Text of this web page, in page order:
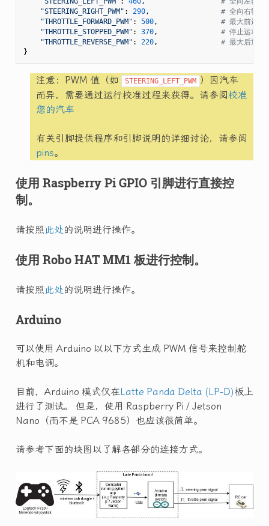
"STEERING_RIGHT_PWM" : 290, # 全向右转的
"THROTTLE_FORWARD_PWM" : 500, # 最大前进油
"THROTTLE_STOPPED_PWM" : 370, # 停止运动的
"THROTTLE_REVERSE_PWM" : 220, # 最大后退油
注意：PWM 值（如 STEERING_LEFT_PWM ）因汽车
而异，需要通过运行校准过程来获得。请参阅校准
您的汽车
有关引脚提供程序和引脚说明的详细讨论，请参阅
pins。
使用 Raspberry Pi GPIO 引脚进行直接控
制。
请按照此处的说明进行操作。
使用 Robo HAT MM1 板进行控制。
请按照此处的说明进行操作。
Arduino
可以使用 Arduino 以以下方式生成 PWM 信号来控制舵
机和电调。
目前，Arduino 模式仅在Latte Panda Delta (LP-D)板上
进行了测试。 但是，使用 Raspberry Pi / Jetson
Nano（而不是 PCA 9685）也应该很简单。
请参考下面的块图以了解各部分的连接方式。